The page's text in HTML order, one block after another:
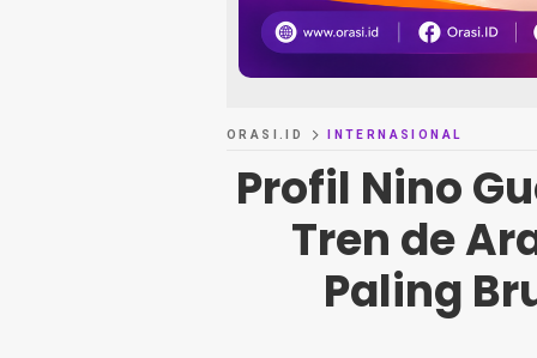
ORASI.ID INTERNASIONAL
Profil Nino
Tren de
Paling